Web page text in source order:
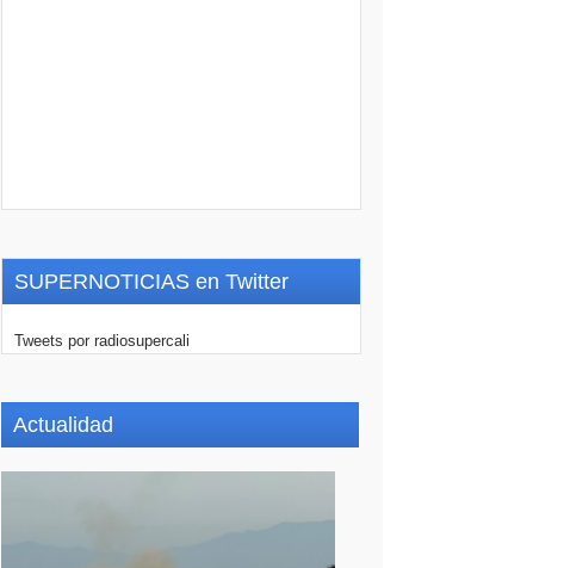
SUPERNOTICIAS en Twitter
Tweets por radiosupercali
Actualidad